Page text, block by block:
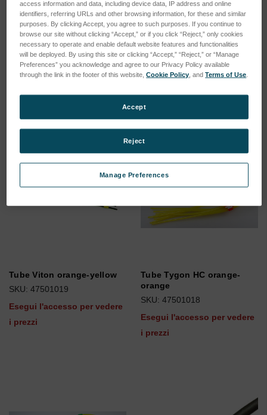
Adjusting lever kit for
peristaltic pump 3- channel
SKU: 71000250
Esegui l'accesso per vedere
i prezzi
Press strap kit for
peristaltic pump 3- channel
SKU: 71000248
Esegui l'accesso per vedere
i prezzi
Tube Viton orange-yellow
SKU: 47501019
Esegui l'accesso per vedere
i prezzi
Tube Tygon HC orange-
orange
SKU: 47501018
Esegui l'accesso per vedere
i prezzi
access information and data, including device data, IP address and online
identifiers, referring URLs and other browsing information, for these and similar
purposes. By clicking Accept, you agree to such purposes. If you continue to
browse our site without clicking “Accept,” or if you click “Reject,” only cookies
necessary to operate and enable default website features and functionalities
will be deployed. By using this site or clicking “Accept,” “Reject,” or “Manage
Preferences” you acknowledge and agree to our Privacy Policy available
through the link in the footer of this website,Cookie Policy , andTerms of Use
Manage Preferences
Reject
Accept